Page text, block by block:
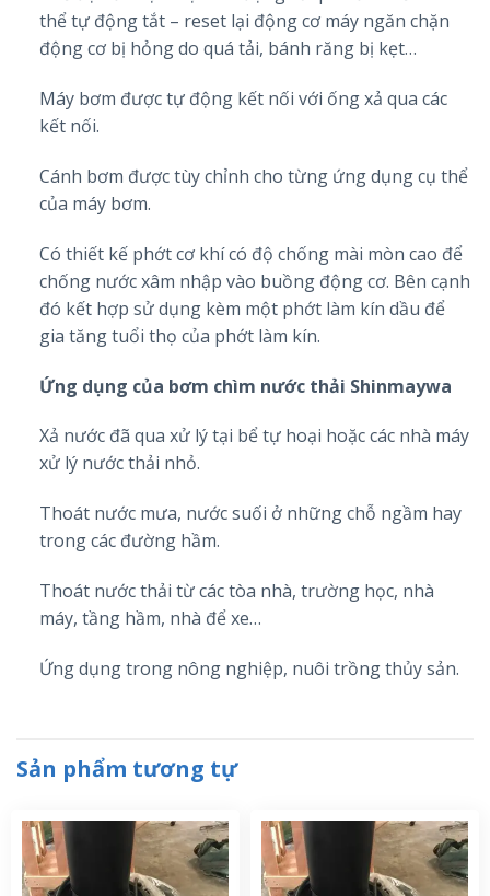
thể tự động tắt – reset lại động cơ máy ngăn chặn
động cơ bị hỏng do quá tải, bánh răng bị kẹt…
Máy bơm được tự động kết nối với ống xả qua các
kết nối.
Cánh bơm được tùy chỉnh cho từng ứng dụng cụ thể
của máy bơm.
Có thiết kế phớt cơ khí có độ chống mài mòn cao để
chống nước xâm nhập vào buồng động cơ. Bên cạnh
đó kết hợp sử dụng kèm một phớt làm kín dầu để
gia tăng tuổi thọ của phớt làm kín.
Ứng dụng của bơm chìm nước thải Shinmaywa
Xả nước đã qua xử lý tại bể tự hoại hoặc các nhà máy
xử lý nước thải nhỏ.
Thoát nước mưa, nước suối ở những chỗ ngầm hay
trong các đường hầm.
Thoát nước thải từ các tòa nhà, trường học, nhà
máy, tầng hầm, nhà để xe…
Ứng dụng trong nông nghiệp, nuôi trồng thủy sản.
Sản phẩm tương tự